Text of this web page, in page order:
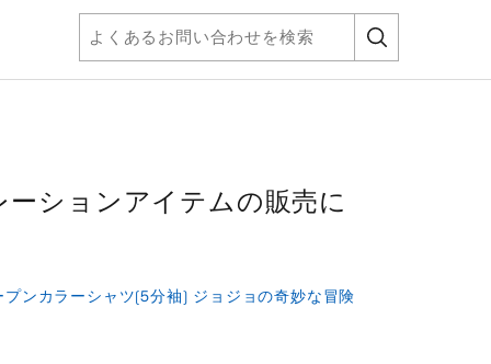
ーションアイテムの販売に
プンカラーシャツ(5分袖) ジョジョの奇妙な冒険